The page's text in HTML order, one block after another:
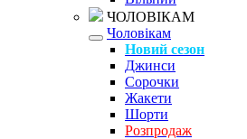
ЧОЛОВІКАМ
Чоловікам
Новий сезон
Джинси
Сорочки
Жакети
Шорти
Розпродаж